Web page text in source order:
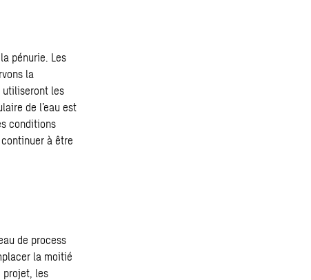
pénurie. Les
la
utiliseront les
de l’eau est
conditions
à être
de process
la moitié
projet, les